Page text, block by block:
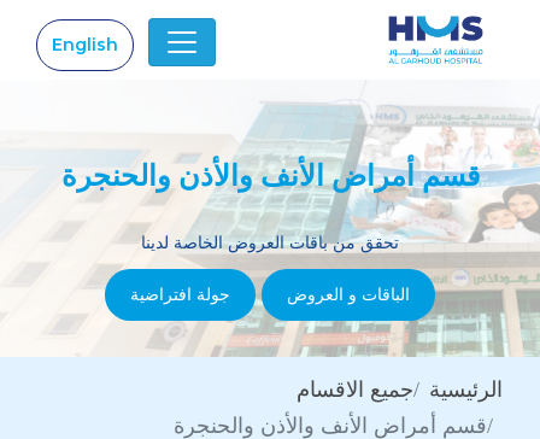
English
قسم أمراض الأنف والأذن والحنجرة
تحقق من باقات العروض الخاصة لدينا
الباقات و العروض جولة افتراضية
الرئيسية
جميع الاقسام
قسم أمراض الأنف والأذن والحنجرة